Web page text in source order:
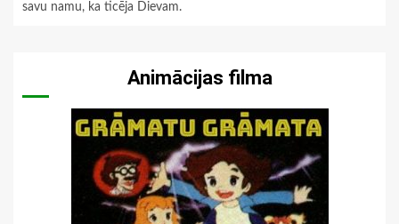
savu namu, ka ticēja Dievam.
Animācijas filma